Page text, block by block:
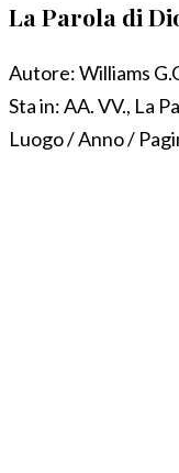
La Parola di
Autore:Williams
Sta in:AA. VV., La
Luogo / Anno /